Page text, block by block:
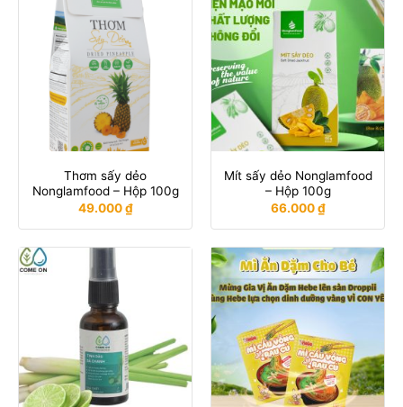
Thơm sấy dẻo
Nonglamfood – Hộp 100g
49.000₫
Mít sấy dẻo Nonglamfood
– Hộp 100g
66.000₫